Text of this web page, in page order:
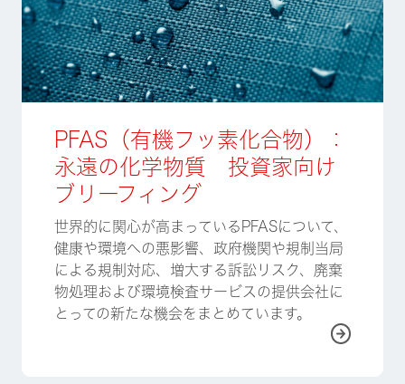
PFAS（有機フッ素化合物）：
永遠の化学物質 投資家向け
ブリーフィング
世界的に関心が高まっているPFASについて、
健康や環境への悪影響、政府機関や規制当局
による規制対応、増大する訴訟リスク、廃棄
物処理および環境検査サービスの提供会社に
とっての新たな機会をまとめています。
詳しく